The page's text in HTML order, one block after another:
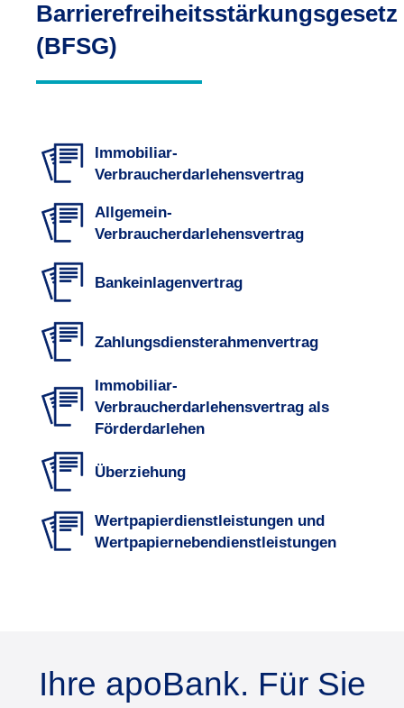
Barrierefreiheitsstärkungsgesetz
(BFSG)
Immobiliar-
Verbraucherdarlehensvertrag
Allgemein-
Verbraucherdarlehensvertrag
Bankeinlagenvertrag
Zahlungsdiensterahmenvertrag
Immobiliar-
Verbraucherdarlehensvertrag als
Förderdarlehen
Überziehung
Wertpapierdienstleistungen und
Wertpapiernebendienstleistungen
Ihre apoBank. Für Sie